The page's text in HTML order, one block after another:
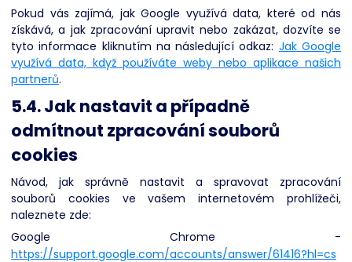
Pokud vás zajímá, jak Google využívá data, které od nás
získává, a jak zpracování upravit nebo zakázat, dozvíte se
tyto informace kliknutím na následující odkaz: Jak Google
využívá data, když používáte weby nebo aplikace našich
partnerů.
5.4. Jak nastavit a případně
odmítnout zpracování souborů
cookies
Návod, jak správně nastavit a spravovat zpracování
souborů cookies ve vašem internetovém prohlížeči,
naleznete zde:
Google Chrome -
https://support.google.com/accounts/answer/61416?hl=cs